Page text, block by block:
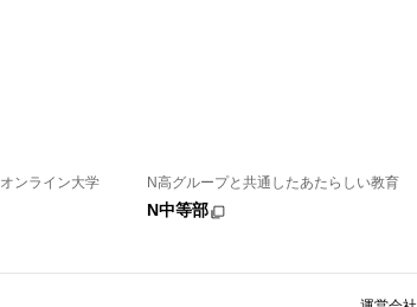
ンライン大学 N高グループと共通したあたらしい教育
N中等部